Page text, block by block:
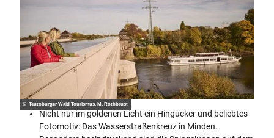
© Teutoburger Wald Tourismus, M. Rothbrust
Nicht nur im goldenen Licht ein Hingucker und beliebtes
Fotomotiv: Das Wasserstraßenkreuz in Minden.